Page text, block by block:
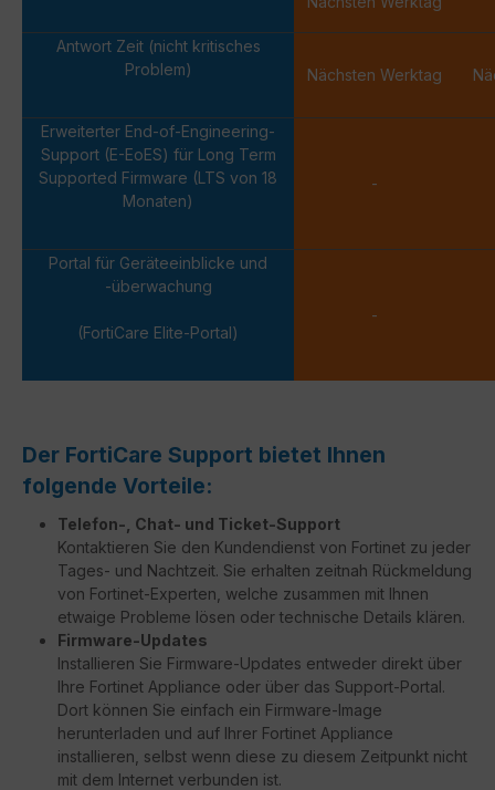
Antwort Zeit (nicht kritisches
Problem)
Nächsten Werktag
Erweiterter End-of-Engineering-
Support (E-EoES) für Long Term
Supported Firmware (LTS von 18
Monaten)
-
Portal für Geräteeinblicke und
-überwachung
(FortiCare Elite-Portal)
-
Der FortiCare Support bietet Ihnen
folgende Vorteile:
Telefon-, Chat- und Ticket-Support
Kontaktieren Sie den Kundendienst von Fortinet zu jeder
Tages- und Nachtzeit. Sie erhalten zeitnah Rückmeldung
von Fortinet-Experten, welche zusammen mit Ihnen
etwaige Probleme lösen oder technische Details klären.
Firmware-Updates
Installieren Sie Firmware-Updates entweder direkt über
Ihre Fortinet Appliance oder über das Support-Portal.
Dort können Sie einfach ein Firmware-Image
herunterladen und auf Ihrer Fortinet Appliance
installieren, selbst wenn diese zu diesem Zeitpunkt nicht
mit dem Internet verbunden ist.